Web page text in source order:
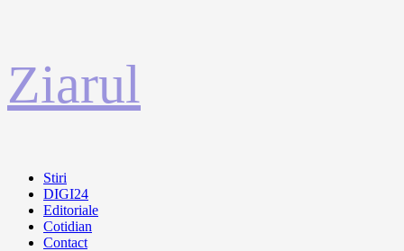
la
conținut
Ziarul
Primary
Menu
Stiri
DIGI24
Editoriale
Cotidian
Contact